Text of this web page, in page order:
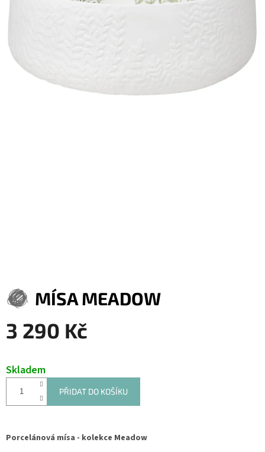
MÍSA MEADOW
3 290 Kč
Skladem
PŘIDAT DO KOŠÍKU
Porcelánová mísa - kolekce Meadow